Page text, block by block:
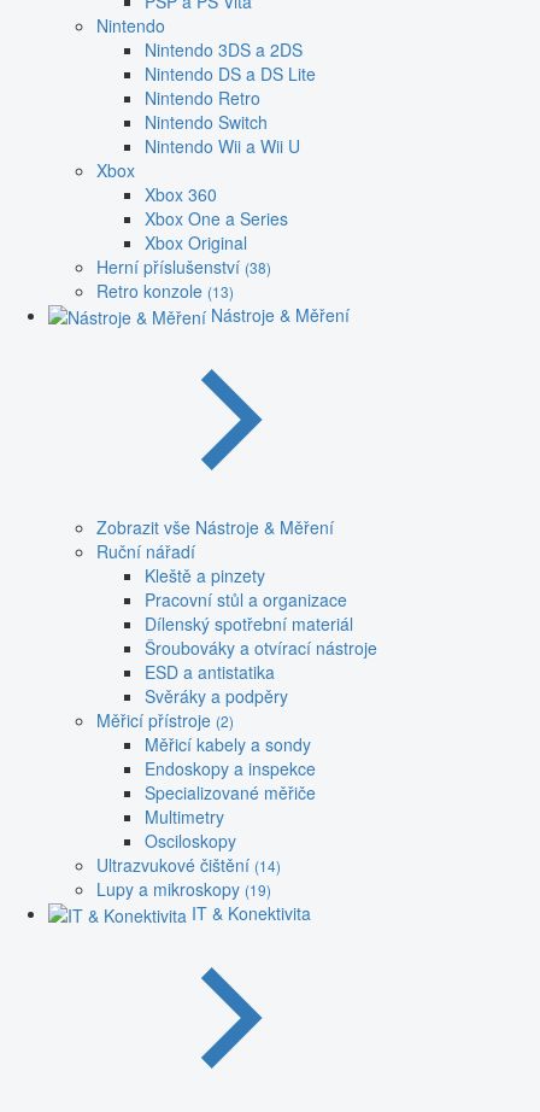
Nintendo
Nintendo 3DS a 2DS
Nintendo DS a DS Lite
Nintendo Retro
Nintendo Switch
Nintendo Wii a Wii U
Xbox
Xbox 360
Xbox One a Series
Xbox Original
Herní příslušenství (38)
Retro konzole (13)
Nástroje & Měření
Zobrazit vše Nástroje & Měření
Ruční nářadí
Kleště a pinzety
Pracovní stůl a organizace
Dílenský spotřební materiál
Šroubováky a otvírací nástroje
ESD a antistatika
Svěráky a podpěry
Měřicí přístroje (2)
Měřicí kabely a sondy
Endoskopy a inspekce
Specializované měřiče
Multimetry
Osciloskopy
Ultrazvukové čištění (14)
Lupy a mikroskopy (19)
IT & Konektivita